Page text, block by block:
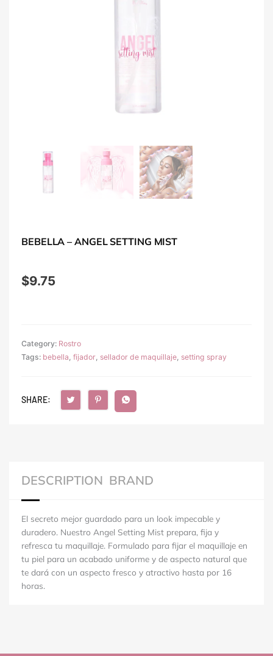
BEBELLA – ANGEL SETTING MIST
$9.75
Category: Rostro
Tags: bebella fijador sellador de maquillaje setting spray
SHARE:
DESCRIPTION BRAND
El secreto mejor guardado para un look impecable y
duradero. Nuestro Angel Setting Mist prepara, fija y
refresca tu maquillaje. Formulado para fijar el maquillaje en
tu piel para un acabado uniforme y de aspecto natural que
te dará con un aspecto fresco y atractivo hasta por 16
horas.